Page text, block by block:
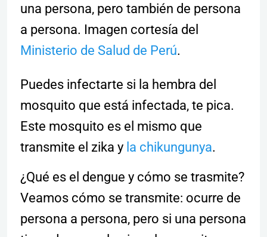
una persona, pero también de persona
a persona. Imagen cortesía del
Ministerio de Salud de Perú.
Puedes infectarte si la hembra del
mosquito que está infectada, te pica.
Este mosquito es el mismo que
transmite el zika y la chikungunya.
¿Qué es el dengue y cómo se trasmite?
Veamos cómo se transmite: ocurre de
persona a persona, pero si una persona